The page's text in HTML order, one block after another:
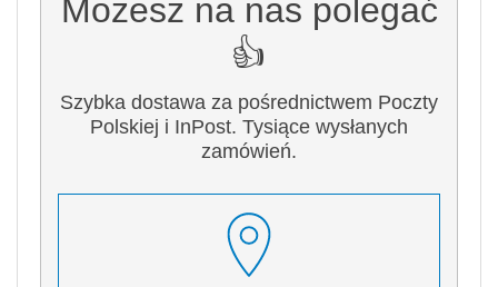
Możesz na nas polegać
👍
Szybka dostawa za pośrednictwem Poczty
Polskiej i InPost. Tysiące wysłanych
zamówień.